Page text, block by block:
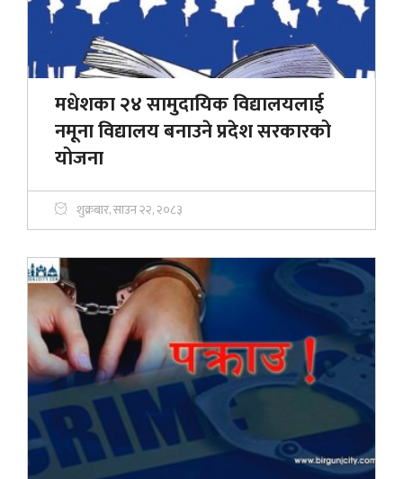
मधेशका २४ सामुदायिक विद्यालयलाई
नमूना विद्यालय बनाउने प्रदेश सरकारको
योजना
शुक्रबार, साउन २२, २०८३